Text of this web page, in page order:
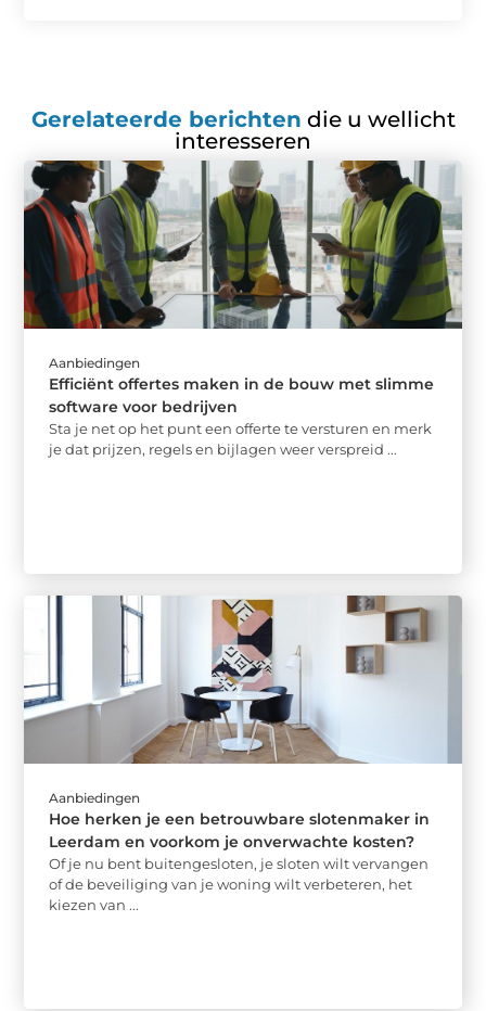
Gerelateerde berichten die u wellicht
interesseren
Aanbiedingen
Efficiënt offertes maken in de bouw met slimme
software voor bedrijven
Sta je net op het punt een offerte te versturen en merk
je dat prijzen, regels en bijlagen weer verspreid ...
Aanbiedingen
Hoe herken je een betrouwbare slotenmaker in
Leerdam en voorkom je onverwachte kosten?
Of je nu bent buitengesloten, je sloten wilt vervangen
of de beveiliging van je woning wilt verbeteren, het
kiezen van ...